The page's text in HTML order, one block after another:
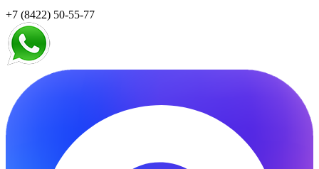
+7 (8422) 50-55-77